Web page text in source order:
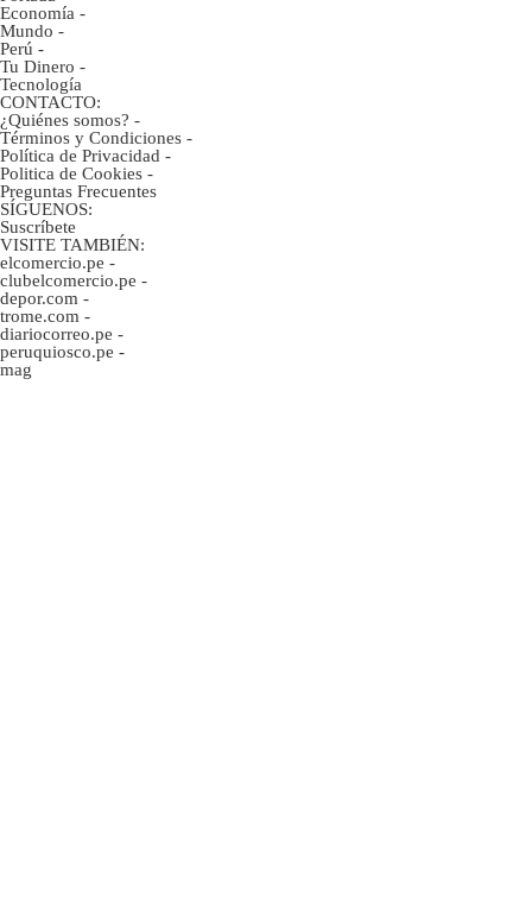
Economía -
Mundo -
Perú -
Tu Dinero -
Tecnología
CONTACTO:
¿Quiénes somos? -
Términos y Condiciones -
Política de Privacidad -
Politica de Cookies -
Preguntas Frecuentes
SÍGUENOS:
Suscríbete
VISITE TAMBIÉN:
elcomercio.pe -
clubelcomercio.pe -
depor.com -
trome.com -
diariocorreo.pe -
peruquiosco.pe -
mag